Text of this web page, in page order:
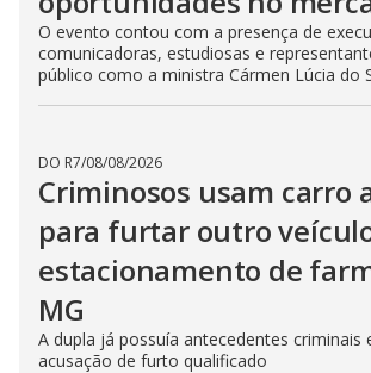
O evento contou com a presença de
comunicadoras, estudiosas e
público como a ministra Cármen Lúcia do
DO R7/08/08/2026
Criminosos usam carro
para furtar outro
estacionamento de
MG
A dupla já possuía antecedentes criminais
acusação de furto qualificado